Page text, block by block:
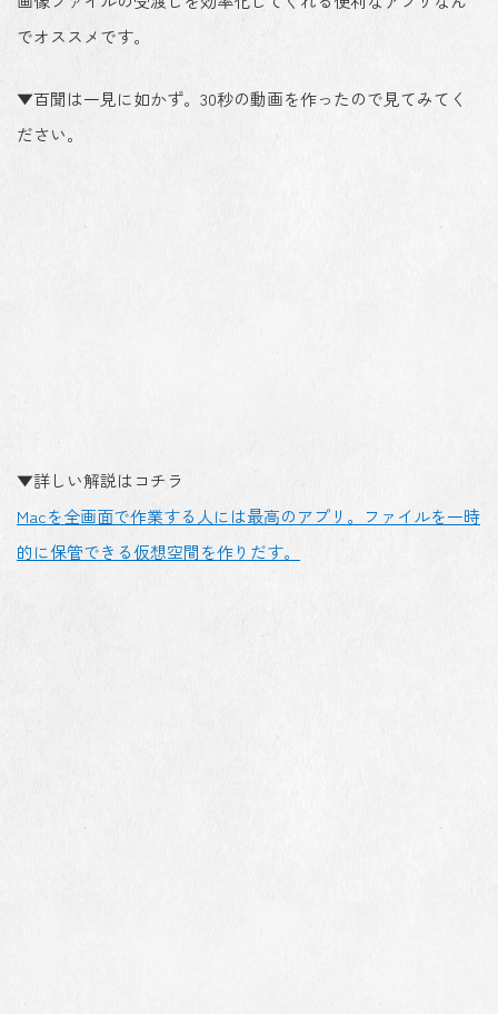
でオススメです。
▼百聞は一見に如かず。30秒の動画を作ったので見てみてく
ださい。
▼詳しい解説はコチラ
Macを全画面で作業する人には最高のアプリ。ファイルを一時
的に保管できる仮想空間を作りだす。